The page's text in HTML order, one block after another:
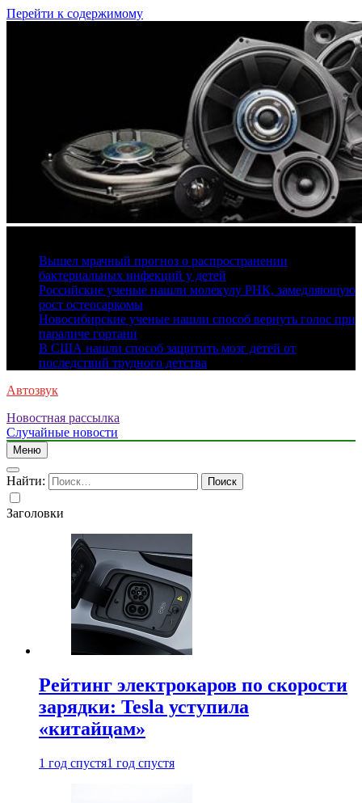
Перейти к содержимому
Вышел мрачный прогноз о распространении
бактериальных инфекций у детей
Российские ученые нашли молекулу РНК, замедляющую
рост остеосаркомы
Новосибирские ученые нашли способ вернуть голос при
параличе гортани
В США нашли способ защитить мозг детей от
последствий трудного детства
Автозвук
Новостная рассылка
Случайные новости
Меню
Найти:
Заголовки
Рейтинг электрокаров по скорости
зарядки: Tesla уступила
«китайцам»
1 год спустя1 год спустя